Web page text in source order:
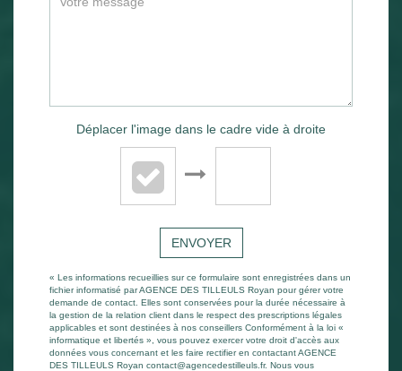
Déplacer l'image dans le cadre vide à droite
ENVOYER
« Les informations recueillies sur ce formulaire sont enregistrées dans un
fichier informatisé par AGENCE DES TILLEULS Royan pour gérer votre
demande de contact. Elles sont conservées pour la durée nécessaire à
la gestion de la relation client dans le respect des prescriptions légales
applicables et sont destinées à nos conseillers Conformément à la loi «
informatique et libertés », vous pouvez exercer votre droit d'accès aux
données vous concernant et les faire rectifier en contactant AGENCE
DES TILLEULS Royan contact@agencedestilleuls.fr. Nous vous